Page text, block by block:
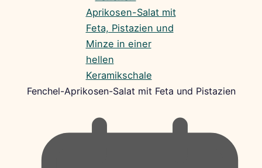
Fenchel-Aprikosen-Salat mit Feta und Pistazien